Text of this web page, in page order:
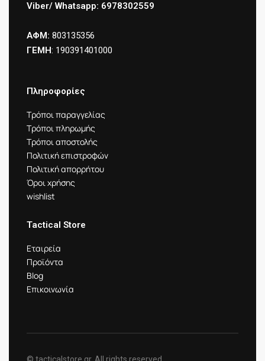
Viber/ Whatsapp: 6978302559
ΑΦΜ: 803135356
ΓΕΜΗ: 190391401000
Πληροφορίες
Τρόποι παραγγελίας
Τρόποι πληρωμής
Τρόποι αποστολής
Πολιτική επιστροφών
Πολιτική απορρήτου
Όροι χρήσης
wishlist
Tactical Store
Εταιρεία
Προϊόντα
Blog
Επικοινωνία